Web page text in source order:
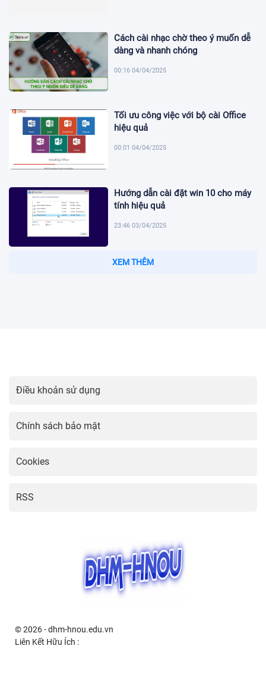
Cách cài nhạc chờ theo ý muốn dễ
dàng và nhanh chóng
00:16 04/04/2025
Tối ưu công việc với bộ cài Office
hiệu quả
00:01 04/04/2025
Hướng dẫn cài đặt win 10 cho máy
tính hiệu quả
23:46 03/04/2025
Hướng dẫn cài đặt Grab đơn giản và
nhanh chóng